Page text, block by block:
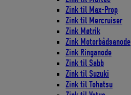
Zink til Max-Prop
Zink til Mercruiser
Zink Møtrik
Zink Motorbådsanode
Zink Ringanode
Zink til Sabb
Zink til Suzuki
Zink til Tohatsu